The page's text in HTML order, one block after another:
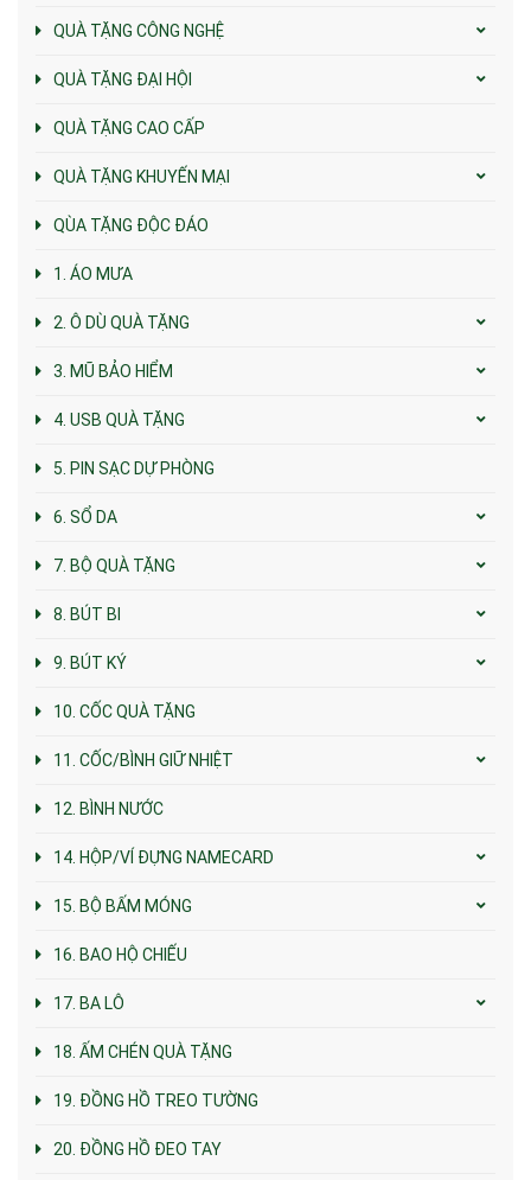
QUÀ TẶNG CÔNG NGHỆ
QUÀ TẶNG ĐẠI HỘI
QUÀ TẶNG CAO CẤP
QUÀ TẶNG KHUYẾN MẠI
QÙA TẶNG ĐỘC ĐÁO
1. ÁO MƯA
2. Ô DÙ QUÀ TẶNG
3. MŨ BẢO HIỂM
4. USB QUÀ TẶNG
5. PIN SẠC DỰ PHÒNG
6. SỔ DA
7. BỘ QUÀ TẶNG
8. BÚT BI
9. BÚT KÝ
10. CỐC QUÀ TẶNG
11. CỐC/BÌNH GIỮ NHIỆT
12. BÌNH NƯỚC
14. HỘP/VÍ ĐỰNG NAMECARD
15. BỘ BẤM MÓNG
16. BAO HỘ CHIẾU
17. BA LÔ
18. ẤM CHÉN QUÀ TẶNG
19. ĐỒNG HỒ TREO TƯỜNG
20. ĐỒNG HỒ ĐEO TAY